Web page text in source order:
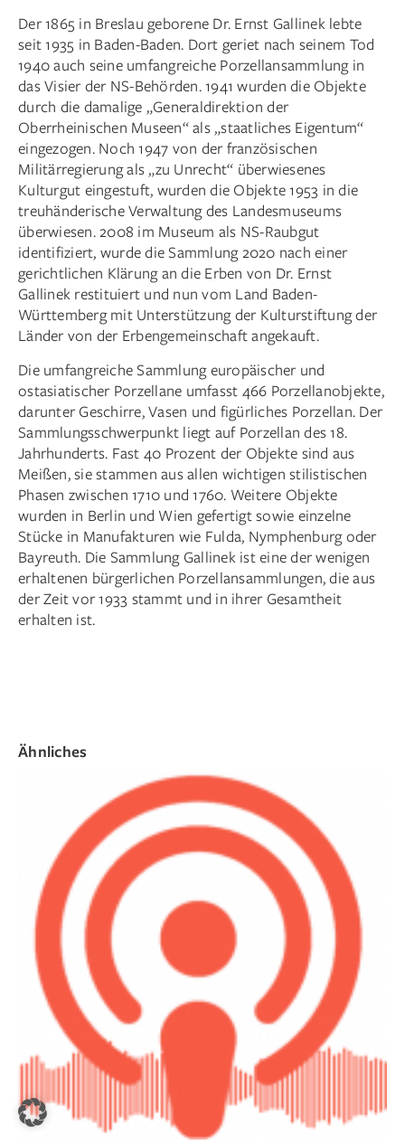
Der 1865 in Breslau geborene Dr. Ernst Gallinek lebte
seit 1935 in Baden-Baden. Dort geriet nach seinem Tod
1940 auch seine umfangreiche Porzellansammlung in
das Visier der NS-Behörden. 1941 wurden die Objekte
durch die damalige „Generaldirektion der
Oberrheinischen Museen“ als „staat­liches Eigentum“
eingezogen. Noch 1947 von der französischen
Militärregierung als „zu Unrecht“ überwiesenes
Kulturgut eingestuft, wurden die Objekte 1953 in die
treuhänderische Verwaltung des Landesmuseums
überwiesen. 2008 im Museum als NS-Raubgut
identifiziert, wurde die Sammlung 2020 nach einer
gerichtlichen Klärung an die Erben von Dr. Ernst
Gallinek restituiert und nun vom Land Baden-
Württemberg mit Unterstützung der Kulturstiftung der
Länder von der Erbengemeinschaft angekauft.
Die umfangreiche Sammlung europäischer und
ostasiatischer Porzellane umfasst 466 Porzellanobjekte,
darunter Geschirre, Vasen und figürliches Porzellan. Der
Sammlungsschwerpunkt liegt auf Porzellan des 18.
Jahrhunderts. Fast 40 Prozent der Objekte sind aus
Meißen, sie stammen aus allen wichtigen stilistischen
Phasen zwischen 1710 und 1760. Weitere Objekte
wurden in Berlin und Wien gefertigt sowie einzelne
Stücke in Manufakturen wie Fulda, Nymphenburg oder
Bayreuth. Die Sammlung Gallinek ist eine der wenigen
erhaltenen bürgerlichen Porzellansammlungen, die aus
der Zeit vor 1933 stammt und in ihrer Gesamtheit
erhalten ist.
Ähnliches